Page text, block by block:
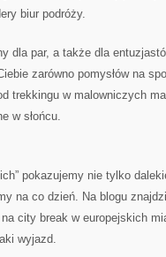
biur podróży.
dla par, a także dla
zarówno pomysłów na
trekkingu w malowniczych
w słońcu.
pokazujemy nie tylko
na co dzień. Na blogu
city break w europejskich
wyjazd.